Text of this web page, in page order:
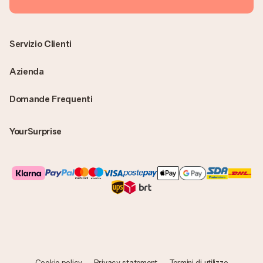
Domande Frequenti
YourSurprise
Servizio Clienti
Azienda